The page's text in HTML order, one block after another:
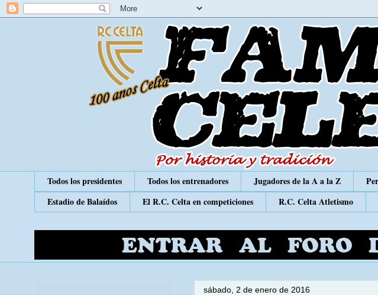
Todos los presidentes Todos los entrenadores Jugadores de la A a la Z
Estadio de Balaídos
El R.C. Celta en competiciones R.C. Celta Atletismo
sábado, 2 de enero de 2016